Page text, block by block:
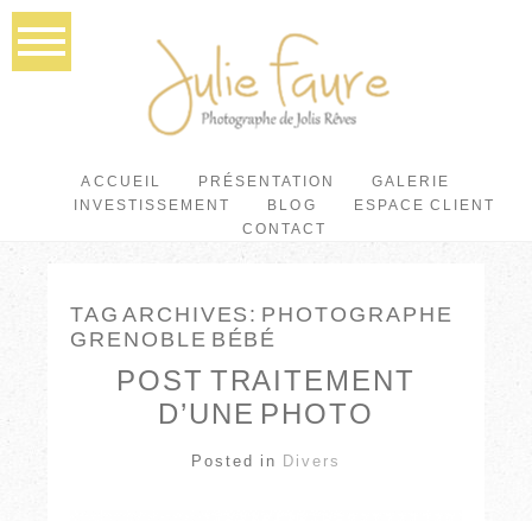
ACCUEIL PRÉSENTATION
GALERIE
INVESTISSEMENT
BLOG
ESPACE CLIENT
CONTACT
TAG ARCHIVES: PHOTOGRAPHE
GRENOBLE BÉBÉ
POST TRAITEMENT
D’UNE PHOTO
Posted in Divers